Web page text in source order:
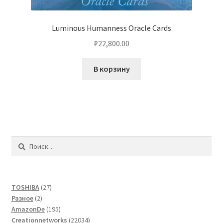
Luminous Humanness Oracle Cards
₽22,800.00
В корзину
Найти:
TOSHIBA 2727
Разное 22
товара
AmazonDe 195195
товаров
Creationnetworks 2203422034